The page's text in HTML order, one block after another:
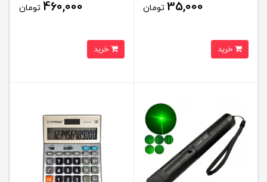
35,000 تومان 460,000 تومان